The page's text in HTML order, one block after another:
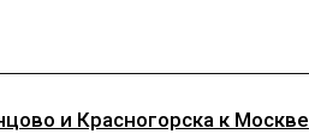
и Красногорска к Москве